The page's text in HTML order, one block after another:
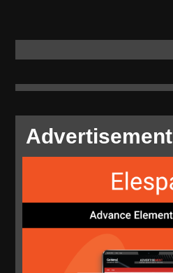
Advertisement